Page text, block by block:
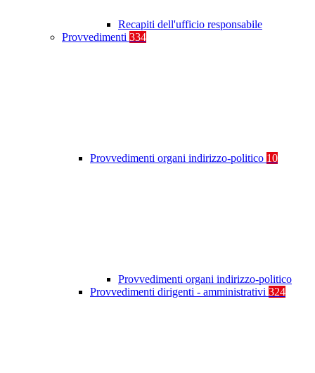
Recapiti dell'ufficio responsabile
Provvedimenti 334
Provvedimenti organi indirizzo-politico 10
Provvedimenti organi indirizzo-politico
Provvedimenti dirigenti - amministrativi 324